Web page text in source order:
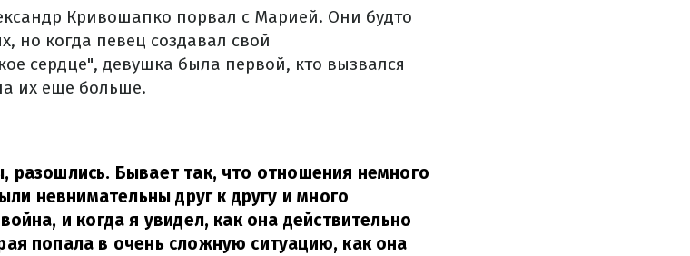
Кривошапко порвал с Марией. Они будто
но когда певец создавал свой
сердце", девушка была первой, кто вызвался
их еще больше.
разошлись. Бывает так, что отношения немного
невнимательны друг к другу и много
и когда я увидел, как она действительно
попала в очень сложную ситуацию, как она